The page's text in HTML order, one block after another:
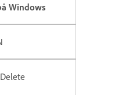
Windows